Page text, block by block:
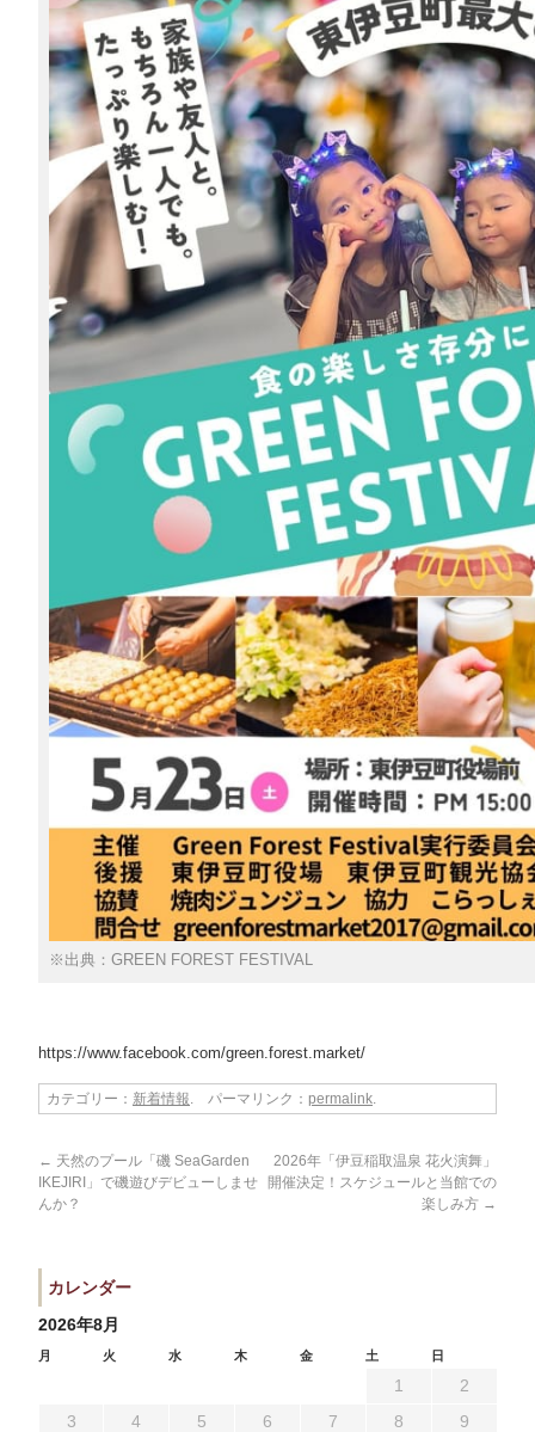
※出典：GREEN FOREST FESTIVAL
https://www.facebook.com/green.forest.market/
カテゴリー： 新着情報 . パーマリンク： permalink
← 天然のプール「磯 SeaGarden
IKEJIRI」で磯遊びデビューしませ
んか？
2026年「伊豆稲取温泉 花火演舞」
開催決定！スケジュールと当館での
楽しみ方 →
カレンダー
2026年8月
月 火 水 木 金 土 日
1
2
3
4 5 6 7 8
9